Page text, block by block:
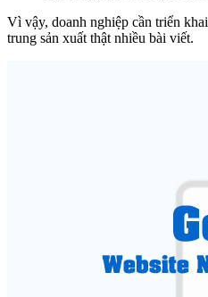
Vì vậy, doanh nghiệp cần triển khai
trung sản xuất thật nhiều bài viết.